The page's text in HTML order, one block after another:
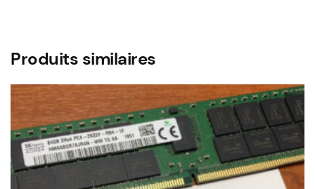
Produits similaires